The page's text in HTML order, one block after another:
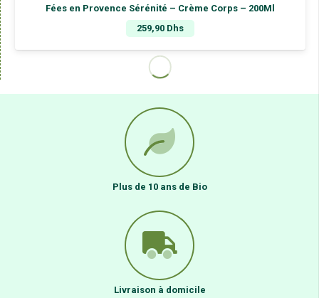
Fées en Provence Sérénité – Crème Corps – 200Ml
259,90 Dhs
Plus de 10 ans de Bio
Livraison à domicile